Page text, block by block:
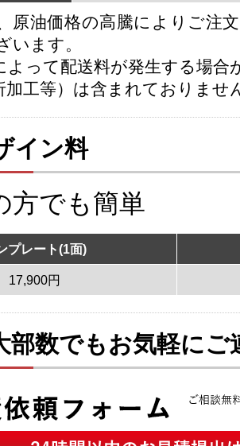
原油価格の高騰によりご注
います。
よって配送料が発生する場合
工等）は含まれておりませ
イン料
方でも簡単
プレート(1面)
17,900円
部数でもお気軽にご